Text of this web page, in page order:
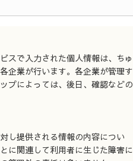
スで入力された個人情報は、ちゅ
企業が行います。各企業が管理す
プによっては、後日、確認などの
し提供される情報の内容につい
に関連して利用者に生じた障害に